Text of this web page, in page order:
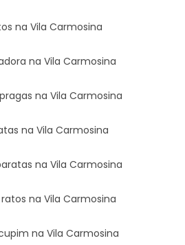
na Vila Carmosina
na Vila Carmosina
na Vila Carmosina
na Vila Carmosina
na Vila Carmosina
na Vila Carmosina
na Vila Carmosina